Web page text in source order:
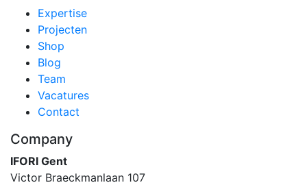
Expertise
Projecten
Shop
Blog
Team
Vacatures
Contact
Company
IFORI Gent
Victor Braeckmanlaan 107